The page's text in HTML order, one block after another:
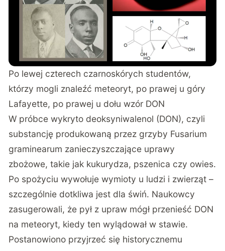
Po lewej czterech czarnoskórych studentów,
którzy mogli znaleźć meteoryt, po prawej u góry
Lafayette, po prawej u dołu wzór DON
W próbce wykryto deoksyniwalenol (DON), czyli
substancję produkowaną przez grzyby Fusarium
graminearum zanieczyszczające uprawy
zbożowe, takie jak kukurydza, pszenica czy owies.
Po spożyciu wywołuje wymioty u ludzi i zwierząt –
szczególnie dotkliwa jest dla świń. Naukowcy
zasugerowali, że pył z upraw mógł przenieść DON
na meteoryt, kiedy ten wylądował w stawie.
Postanowiono przyjrzeć się historycznemu